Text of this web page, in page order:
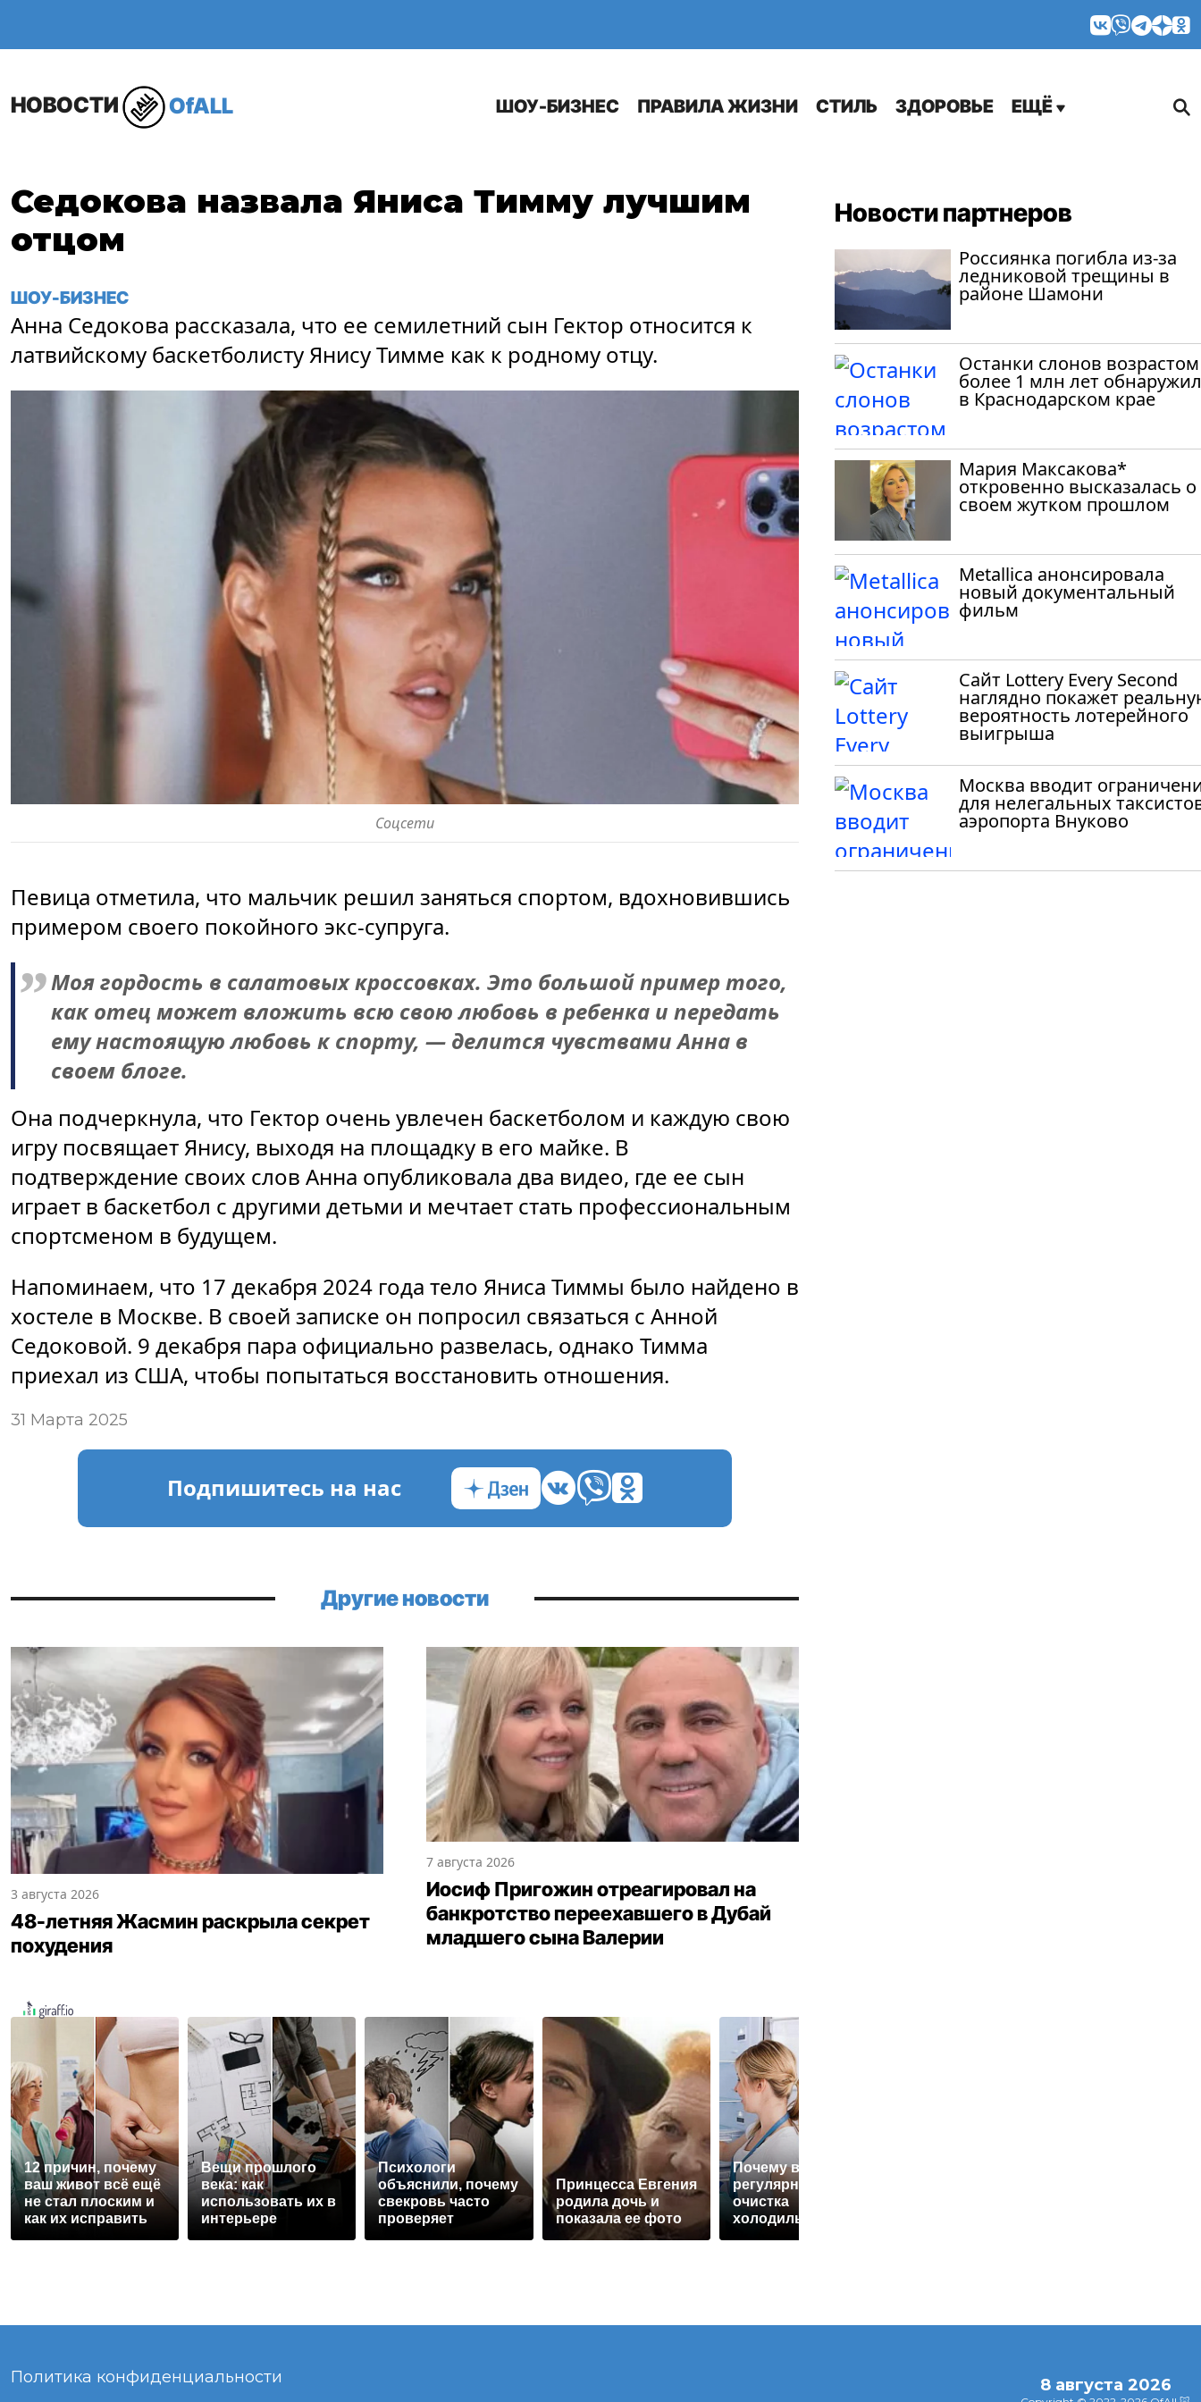
НОВОСТИ OfALL ШОУ-БИЗНЕС ПРАВИЛА ЖИЗНИ СТИЛЬ ЗДОРОВЬЕ ЕЩЁ
Седокова назвала Яниса Тимму лучшим
отцом
ШОУ-БИЗНЕС
Анна Седокова рассказала, что ее семилетний сын Гектор относится к
латвийскому баскетболисту Янису Тимме как к родному отцу.
Соцсети
Певица отметила, что мальчик решил заняться спортом, вдохновившись
примером своего покойного экс-супруга.
Моя гордость в салатовых кроссовках. Это большой пример того,
как отец может вложить всю свою любовь в ребенка и передать
ему настоящую любовь к спорту, — делится чувствами Анна в
своем блоге.
Она подчеркнула, что Гектор очень увлечен баскетболом и каждую свою
игру посвящает Янису, выходя на площадку в его майке. В
подтверждение своих слов Анна опубликовала два видео, где ее сын
играет в баскетбол с другими детьми и мечтает стать профессиональным
спортсменом в будущем.
Напоминаем, что 17 декабря 2024 года тело Яниса Тиммы было найдено в
хостеле в Москве. В своей записке он попросил связаться с Анной
Седоковой. 9 декабря пара официально развелась, однако Тимма
приехал из США, чтобы попытаться восстановить отношения.
31 Марта 2025
Подпишитесь на нас
Другие новости
3 августа 2026
48-летняя Жасмин раскрыла секрет
похудения
7 августа 2026
Иосиф Пригожин отреагировал на
банкротство переехавшего в Дубай
младшего сына Валерии
12 причин, почему
ваш живот всё ещё
не стал плоским и
как их исправить
Вещи прошлого
века: как
использовать их в
интерьере
Психологи
объяснили, почему
свекровь часто
проверяет
Принцесса Евгения
родила дочь и
показала ее фото
Почему важна
регулярная
очистка
холодильника:
Новости партнеров
Россиянка погибла из-за
ледниковой трещины в
районе Шамони
Останки слонов возрастом
более 1 млн лет
в Краснодарском крае
Мария Максакова*
откровенно высказалась о
своем жутком прошлом
Metallica анонсировала
новый документальный
фильм
Сайт Lottery Every Second
наглядно покажет
вероятность лотерейного
выигрыша
Москва вводит
для нелегальных
аэропорта Внуково
Политика конфиденциальности 8 августа 2026